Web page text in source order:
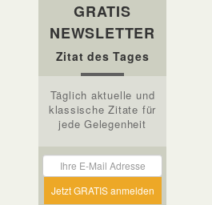
GRATIS
NEWSLETTER
Zitat des Tages
Täglich aktuelle und
klassische Zitate für
jede Gelegenheit